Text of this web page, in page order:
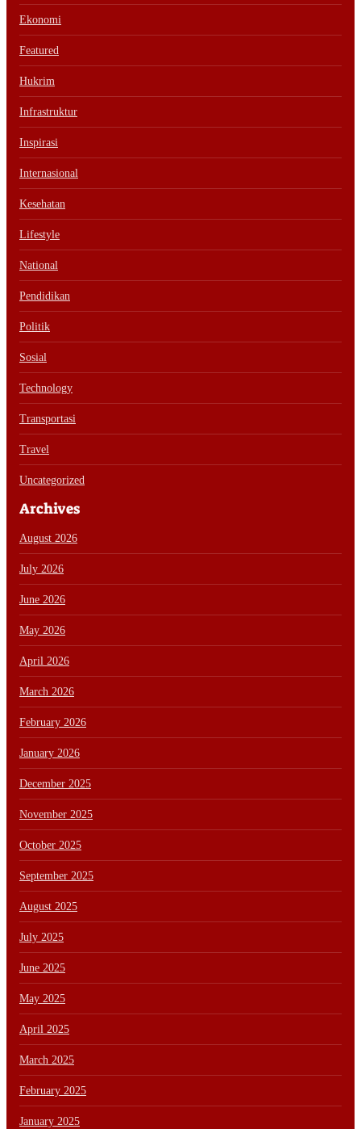
Ekonomi
Featured
Hukrim
Infrastruktur
Inspirasi
Internasional
Kesehatan
Lifestyle
National
Pendidikan
Politik
Sosial
Technology
Transportasi
Travel
Uncategorized
Archives
August 2026
July 2026
June 2026
May 2026
April 2026
March 2026
February 2026
January 2026
December 2025
November 2025
October 2025
September 2025
August 2025
July 2025
June 2025
May 2025
April 2025
March 2025
February 2025
January 2025